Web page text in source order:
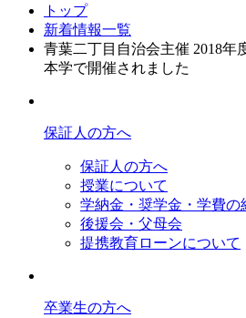
トップ
新着情報一覧
青葉二丁目自治会主催 2018年
本学で開催されました
保証人の方へ
保証人の方へ
授業について
学納金・奨学金・学費の
後援会・父母会
提携教育ローンについて
卒業生の方へ